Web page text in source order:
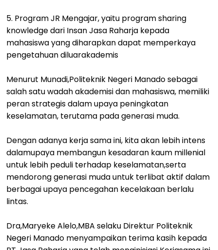
5. Program JR Mengajar, yaitu program sharing
knowledge dari Insan Jasa Raharja kepada
mahasiswa yang diharapkan dapat memperkaya
pengetahuan diluarakademis
Menurut Munadi,Politeknik Negeri Manado sebagai
salah satu wadah akademisi dan mahasiswa, memiliki
peran strategis dalam upaya peningkatan
keselamatan, terutama pada generasi muda.
Dengan adanya kerja sama ini, kita akan lebih intens
dalamupaya membangun kesadaran kaum millenial
untuk lebih peduli terhadap keselamatan,serta
mendorong generasi muda untuk terlibat aktif dalam
berbagai upaya pencegahan kecelakaan berlalu
lintas.
Dra,Maryeke Alelo,MBA selaku Direktur Politeknik
Negeri Manado menyampaikan terima kasih kepada